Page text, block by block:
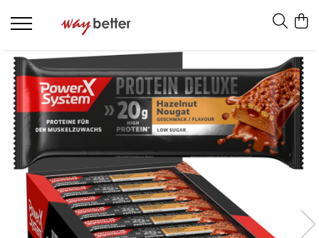
PROMOȚII
PROTEINE
MASĂ MUSCULARĂ
AMINOACIZI
PRODUSE PENTRU SLĂBIT
ENERGIZANTE
PRODUSE PENTRU RECUPERARE
BATOANE PROTEICE